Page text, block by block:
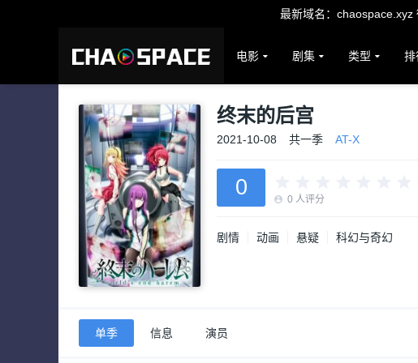
最新域名：
电影 剧集 类型 排
终末的后宫
2021-10-08 共一季 AT-X
0 0 人评分
剧情 动画 悬疑 科幻与奇幻
单季 信息 演员